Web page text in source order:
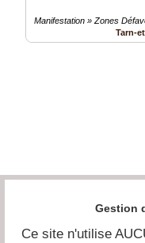
Manifestation » Zones
Tarn-
Gestion
Ce site n'utilise